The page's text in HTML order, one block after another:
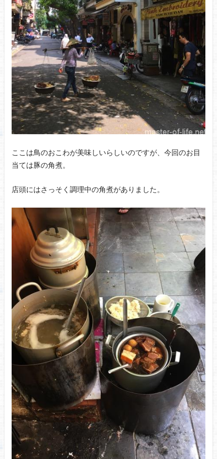
ここは鳥のおこわが美味しいらしいのですが、今回のお目
当ては豚の角煮。
店頭にはさっそく調理中の角煮がありました。